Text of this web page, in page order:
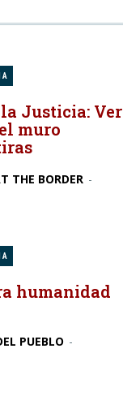
Justicia: Ver
muro
THE BORDER -
humanidad
PUEBLO -